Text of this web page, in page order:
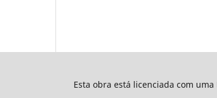
Esta obra está licenciada com